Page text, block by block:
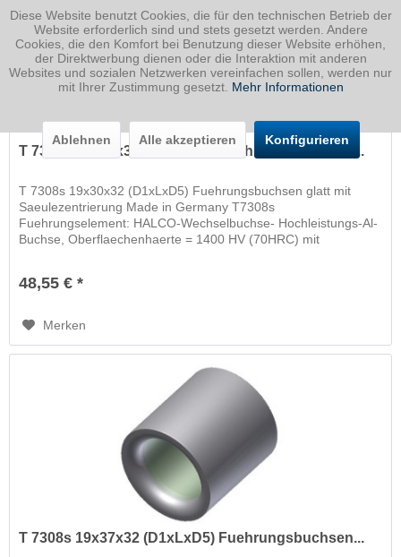
T 7308s 19x30x32 (D1xLxD5) Fuehrungsbuchsen...
T 7308s 19x30x32 (D1xLxD5) Fuehrungsbuchsen glatt mit
Saeulezentrierung Made in Germany T7308s
Fuehrungselement: HALCO-Wechselbuchse- Hochleistungs-Al-
Buchse, Oberflaechenhaerte = 1400 HV (70HRC) mit
48,55 € *
Merken
T 7308s 19x37x32 (D1xLxD5) Fuehrungsbuchsen...
Diese Website benutzt Cookies, die für den technischen Betrieb der
Website erforderlich sind und stets gesetzt werden. Andere
Cookies, die den Komfort bei Benutzung dieser Website erhöhen,
der Direktwerbung dienen oder die Interaktion mit anderen
Websites und sozialen Netzwerken vereinfachen sollen, werden nur
mit Ihrer Zustimmung gesetzt. Mehr Informationen
Ablehnen Alle akzeptieren Konfigurieren